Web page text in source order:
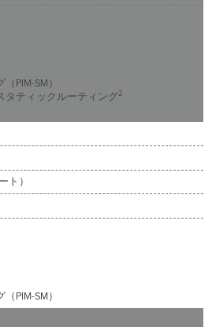
PIM-SM）
タティックルーティング2
ト）
PIM-SM）